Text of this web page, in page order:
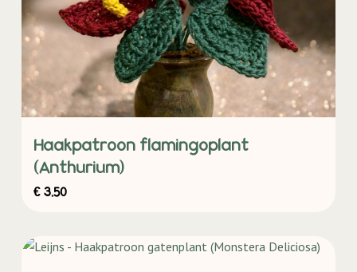
Haakpatroon flamingoplant
(Anthurium)
€3,50